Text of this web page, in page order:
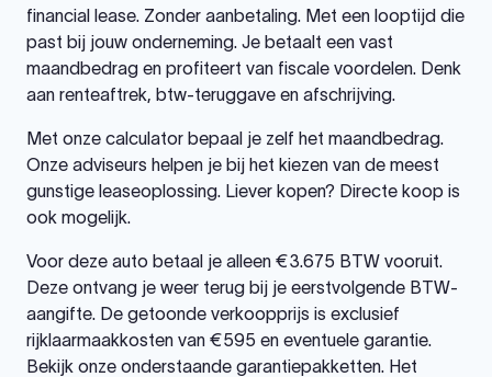
financial lease. Zonder aanbetaling. Met een looptijd die
past bij jouw onderneming. Je betaalt een vast
maandbedrag en profiteert van fiscale voordelen. Denk
aan renteaftrek, btw-teruggave en afschrijving.
Met onze calculator bepaal je zelf het maandbedrag.
Onze adviseurs helpen je bij het kiezen van de meest
gunstige leaseoplossing. Liever kopen? Directe koop is
ook mogelijk.
Voor deze auto betaal je alleen €3.675 BTW vooruit.
Deze ontvang je weer terug bij je eerstvolgende BTW-
aangifte. De getoonde verkoopprijs is exclusief
rijklaarmaakkosten van €595 en eventuele garantie.
Bekijk onze onderstaande garantiepakketten. Het